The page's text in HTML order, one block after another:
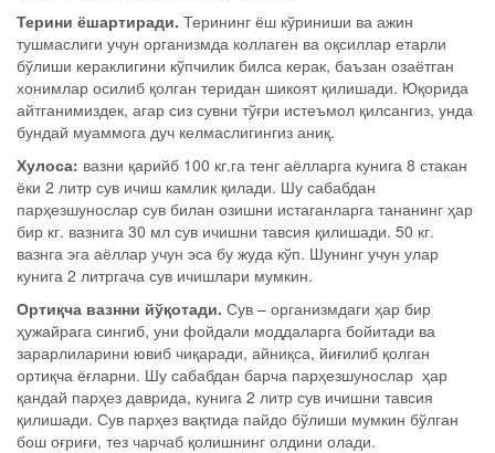
Терини ёшартиради. Терининг ёш кўриниши ва ажин
тушмаслиги учун организмда коллаген ва оқсиллар етарли
бўлиши кераклигини кўпчилик билса керак, баъзан озаётган
хонимлар осилиб қолган теридан шикоят қилишади. Юқорида
айтганимиздек, агар сиз сувни тўғри истеъмол қилсангиз, унда
бундай муаммога дуч келмаслигингиз аниқ.
Хулоса: вазни қарийб 100 кг.га тенг аёлларга кунига 8 стакан
ёки 2 литр сув ичиш камлик қилади. Шу сабабдан
парҳезшунослар сув билан озишни истаганларга тананинг ҳар
бир кг. вазнига 30 мл сув ичишни тавсия қилишади. 50 кг.
вазнга эга аёллар учун эса бу жуда кўп. Шунинг учун улар
кунига 2 литргача сув ичишлари мумкин.
Ортиқча вазнни йўқотади. Сув – организмдаги ҳар бир
ҳужайрага сингиб, уни фойдали моддаларга бойитади ва
зарарлиларини ювиб чиқаради, айниқса, йиғилиб қолган
ортиқча ёғларни. Шу сабабдан барча парҳезшунослар ҳар
қандай парҳез даврида, кунига 2 литр сув ичишни тавсия
қилишади. Сув парҳез вақтида пайдо бўлиши мумкин бўлган
бош оғриғи, тез чарчаб қолишнинг олдини олади.